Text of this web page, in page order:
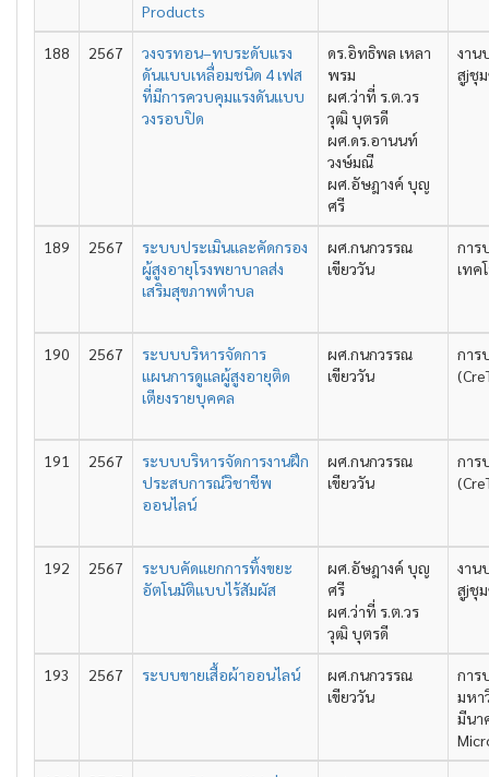
Products
188 2567
วงจรทอน–ทบระดับแรง
ดันแบบเหลื่อมชนิด 4 เฟส
ที่มีการควบคุมแรงดันแบบ
วงรอบปิด
ดร.อิทธิพล เหลา
พรม
ผศ.ว่าที่ ร.ต.วร
วุฒิ บุตรดี
ผศ.ดร.อานนท์
วงษ์มณี
ผศ.อัษฎางค์ บุญ
ศรี
งาน
สูjชุ
189 2567
ระบบประเมินและคัดกรอง
ผู้สูงอายุโรงพยาบาลส่ง
เสริมสุขภาพตำบล
ผศ.กนกวรรณ
เขียววัน
การ
เทค
190 2567
ระบบบริหารจัดการ
แผนการดูแลผู้สูงอายุติด
เตียงรายบุคคล
ผศ.กนกวรรณ
เขียววัน
การ
191 2567
ระบบบริหารจัดการงานฝึก
ประสบการณ์วิชาชีพ
ออนไลน์
ผศ.กนกวรรณ
เขียววัน
การ
192 2567
ระบบคัดแยกการทิ้งขยะ
อัตโนมัติแบบไร้สัมผัส
ผศ.อัษฎางค์ บุญ
ศรี
ผศ.ว่าที่ ร.ต.วร
วุฒิ บุตรดี
งาน
สูjชุ
193 2567 ระบบขายเสื้อผ้าออนไลน์
ผศ.กนกวรรณ
เขียววัน
การ
มหา
มีนา